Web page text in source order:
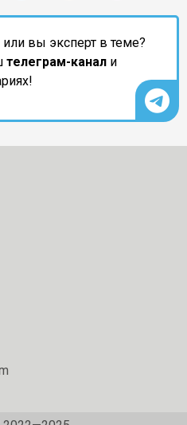
или вы эксперт в теме?
телеграм-канал и